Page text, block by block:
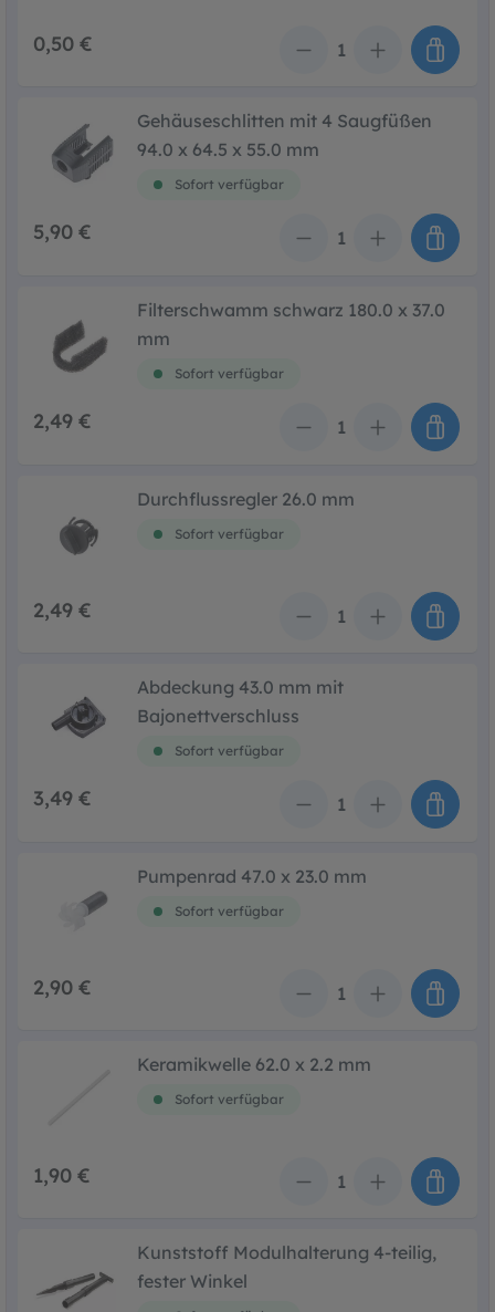
0,50 €
Gehäuseschlitten mit 4 Saugfüßen
94.0 x 64.5 x 55.0 mm
Sofort verfügbar
5,90 €
Filterschwamm schwarz 180.0 x 37.0
mm
Sofort verfügbar
2,49 €
Durchflussregler 26.0 mm
Sofort verfügbar
2,49 €
Abdeckung 43.0 mm mit
Bajonettverschluss
Sofort verfügbar
3,49 €
Pumpenrad 47.0 x 23.0 mm
Sofort verfügbar
2,90 €
Keramikwelle 62.0 x 2.2 mm
Sofort verfügbar
1,90 €
Kunststoff Modulhalterung 4-teilig,
fester Winkel